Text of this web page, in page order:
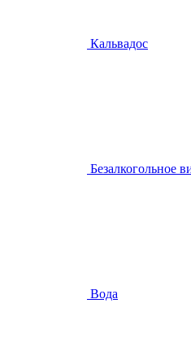
Кальвадос
Безалкогольное
Вода